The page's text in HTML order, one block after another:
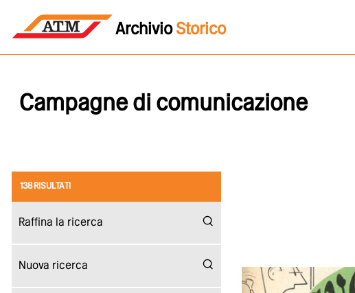
Archivio Storico
Campagne di comunicazione
138 RISULTATI